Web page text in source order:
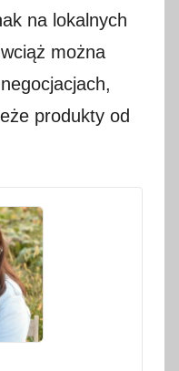
na lokalnych
można
produkty od